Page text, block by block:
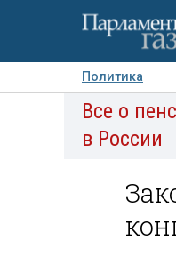
Политика
Авторы
Все о
в России